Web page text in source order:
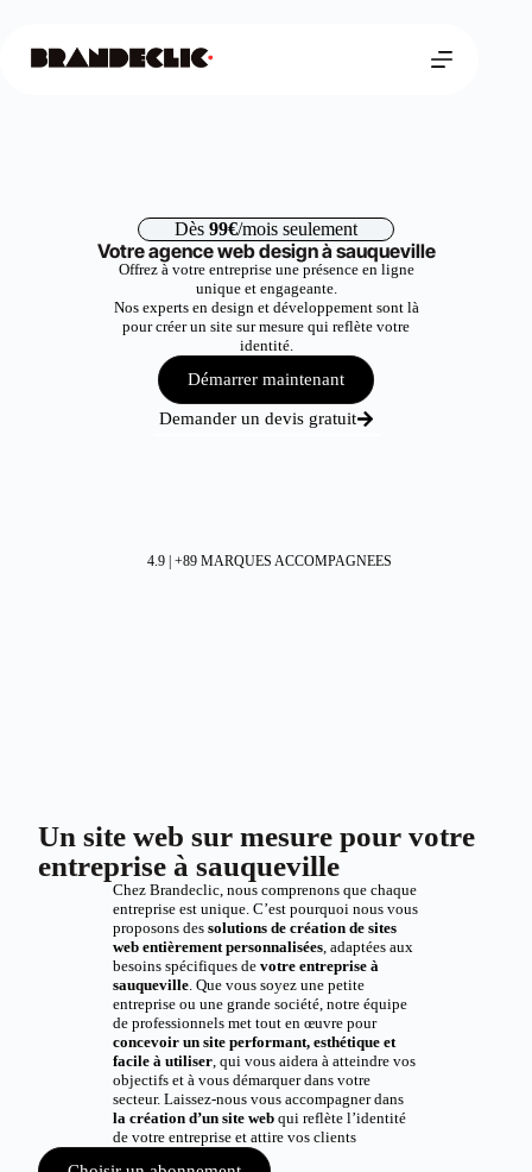
Dès 99€/mois seulement
Votre agence web design à sauqueville
Offrez à votre entreprise une présence en ligne
unique et engageante.
Nos experts en design et développement sont là
pour créer un site sur mesure qui reflète votre
identité.
Démarrer maintenant
Demander un devis gratuit
4.9 | +89 MARQUES ACCOMPAGNEES
Un site web sur mesure pour votre
entreprise à sauqueville
Chez Brandeclic, nous comprenons que chaque
entreprise est unique. C’est pourquoi nous vous
proposons des solutions de création de sites
web entièrement personnalisées, adaptées aux
besoins spécifiques de votre entreprise à
sauqueville. Que vous soyez une petite
entreprise ou une grande société, notre équipe
de professionnels met tout en œuvre pour
concevoir un site performant, esthétique et
facile à utiliser, qui vous aidera à atteindre vos
objectifs et à vous démarquer dans votre
secteur. Laissez-nous vous accompagner dans
la création d’un site webqui reflète l’identité
de votre entreprise et attire vos clients